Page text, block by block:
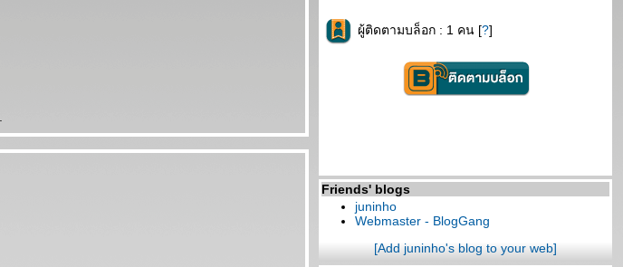
ผู้ติดตามบล็อก : 1 คน [?]
Friends' blogs
juninho
Webmaster - BlogGang
[Add juninho's blog to your web]